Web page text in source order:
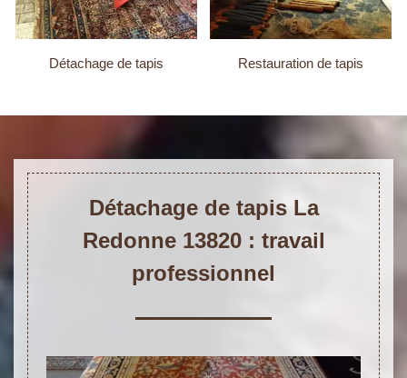
Détachage de tapis Restauration de tapis
Détachage de tapis La
Redonne 13820 : travail
professionnel